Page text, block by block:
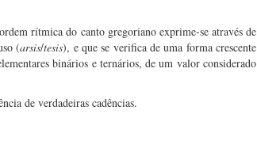
rítmica do canto gregoriano exprime-se através de
(arsis/tesis), e que se verifica de uma forma crescente
binários e ternários, de um valor considerado
de verdadeiras cadências.